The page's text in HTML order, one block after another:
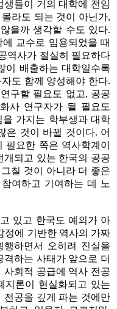
들이 거의 대학에 전임
라도 되는 것이 아닌가,
을까 생각할 수도 있다.
교수로 임용되었을 때
역사가 절실히 필요하다
이 배출하는 대학일수록
도 함께 양성해야 한다.
구할 필요도 없고, 공공
사 연구자가 될 필요도
가지는 학부생과 대학
은 것이 바뀔 것이다. 어
필요한 쪽은 역사학계이
되고 있는 한국의 공공
칠 것이 아니라 더 좋은
여하고 기여하는 데 노
있고 한국도 예외가 아
정에 기반한 역사의 가짜
하면서 오히려 진실을
격하는 사태가 앞으로 더
회적 공급에 역사 전공
지론이 현실화되고 있는
전공을 깊게 파는 것에만